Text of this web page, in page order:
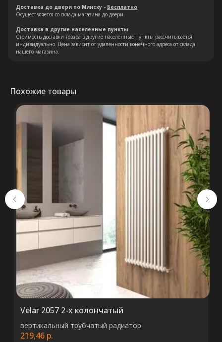
Доставка до двери по Минску - Бесплатно
Осуществляется со склада магазина до двери.
Доставка в другие населенные пункты
Стоимость доставки товара в другие населенные пункты рассчитывается
индивидуально. Цена зависит от удаленности конечного адреса от склада
нашего магазина.
Похожие товары
Velar 2057 2-x колончатый
вертикальный трубчатый радиатор
219,46 р.
Остались вопросы?
Оставьте свои контакты. Наш
специалист свяжется с Вами в
правильный выбор.
Консультация
ООО «ТермоАльянс», РБ, 220062, г.
Минск пр-т Победителей 131, оф.68 УНП
692071529, р/с BY38 ALFA 3012 2327
5000 2027 0000, в ЗАО «Альфа-Банк»,
код ALFABY2X, 220013 г. Минск, ул.
Сурганова, 43-47